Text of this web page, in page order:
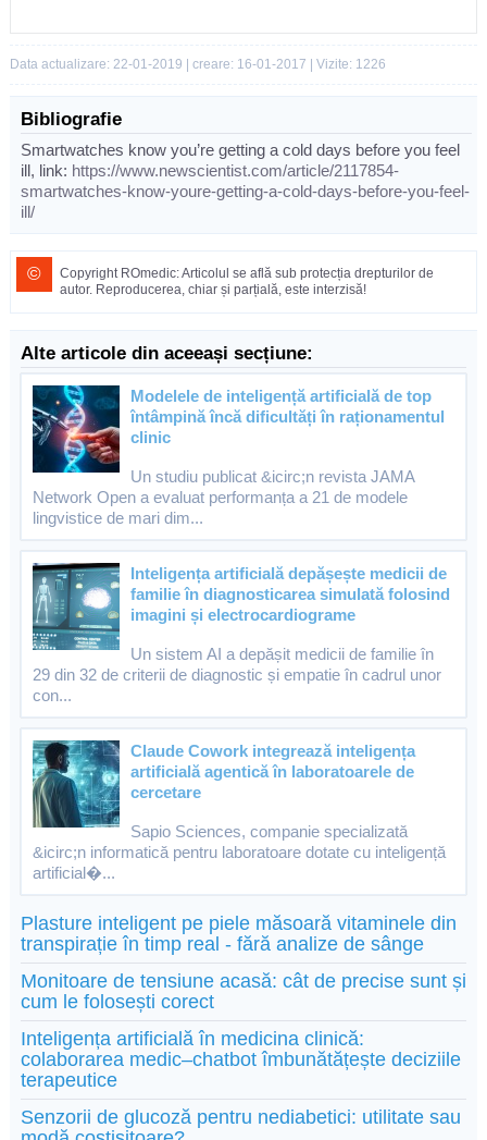
Data actualizare: 22-01-2019 | creare: 16-01-2017 | Vizite: 1226
Bibliografie
Smartwatches know you’re getting a cold days before you feel
ill, link: https://www.newscientist.com/article/2117854-
smartwatches-know-youre-getting-a-cold-days-before-you-feel-
ill/
©
Copyright ROmedic: Articolul se află sub protecția drepturilor de
autor. Reproducerea, chiar și parțială, este interzisă!
Alte articole din aceeași secțiune:
Modelele de inteligență artificială de top
întâmpină încă dificultăți în raționamentul
clinic
Un studiu publicat &icirc;n revista JAMA
Network Open a evaluat performanța a 21 de modele
lingvistice de mari dim...
Inteligența artificială depășește medicii de
familie în diagnosticarea simulată folosind
imagini și electrocardiograme
Un sistem AI a depășit medicii de familie în
29 din 32 de criterii de diagnostic și empatie în cadrul unor
con...
Claude Cowork integrează inteligența
artificială agentică în laboratoarele de
cercetare
Sapio Sciences, companie specializată
&icirc;n informatică pentru laboratoare dotate cu inteligență
artificial�...
Plasture inteligent pe piele măsoară vitaminele din
transpirație în timp real - fără analize de sânge
Monitoare de tensiune acasă: cât de precise sunt și
cum le folosești corect
Inteligența artificială în medicina clinică:
colaborarea medic–chatbot îmbunătățește deciziile
terapeutice
Senzorii de glucoză pentru nediabetici: utilitate sau